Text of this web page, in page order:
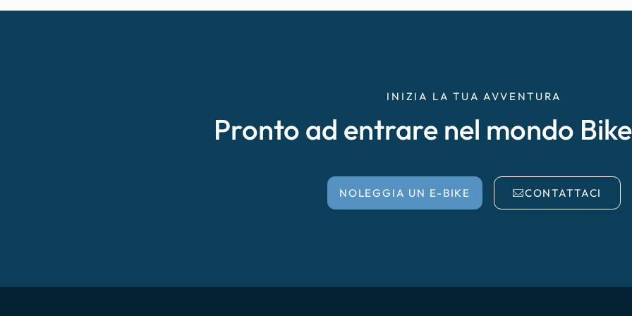
INIZIA LA TUA AVVENTURA
Pronto ad entrare nel mondo
NOLEGGIA UN E-BIKE CONTATTACI